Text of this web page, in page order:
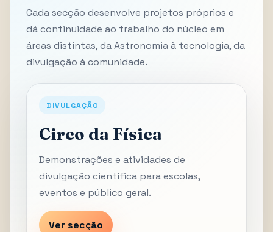
Cada secção desenvolve projetos próprios e
dá continuidade ao trabalho do núcleo em
áreas distintas, da Astronomia à tecnologia, da
divulgação à comunidade.
DIVULGAÇÃO
Circo da Física
Demonstrações e atividades de
divulgação científica para escolas,
eventos e público geral.
Ver secção